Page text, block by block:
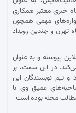
خبری معتبر همکاری
مهمی همچون
تهران و چندین رویداد
آنلاین پیوسته و به عنوان
در این سمت، بر
و تیم نویسندگان این
عمیق وی با
مطالب مجله بوده است.